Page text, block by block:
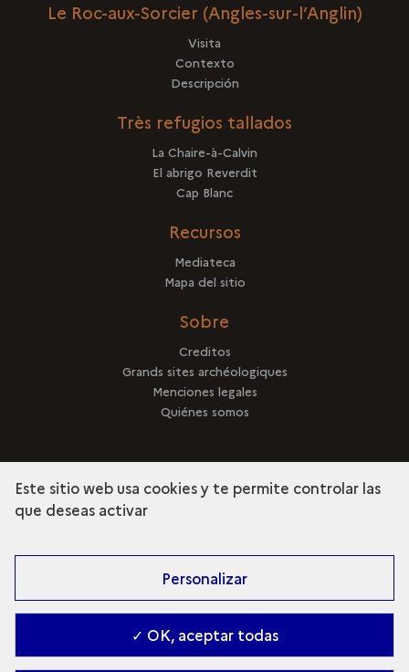
Le Roc-aux-Sorcier (Angles-sur-l’Anglin)
Visita
Contexto
Descripción
Très refugios tallados
La Chaire-à-Calvin
El abrigo Reverdit
Cap Blanc
Recursos
Mediateca
Mapa del sitio
Sobre
Creditos
Grands sites archéologiques
Menciones legales
Quiénes somos
Descubra la colección
Este sitio web usa cookies y te permite controlar las
que deseas activar
Personalizar
✓ OK, aceptar todas